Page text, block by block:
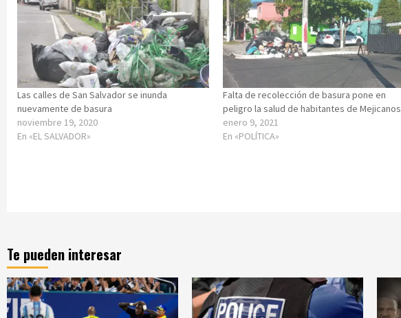
Las calles de San Salvador se inunda
nuevamente de basura
noviembre 19, 2020
En «EL SALVADOR»
Falta de recolección de basura pone en
peligro la salud de habitantes de Mejicanos
enero 9, 2021
En «POLÍTICA»
Te pueden interesar